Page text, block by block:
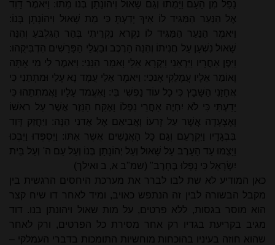
נָפַל מִן הָעָם וַיָּמֻתוּ וְגַם שָׁאוּל וִיהוֹנָתָן בְּנוֹ מֵתוּ: וַיּאמֶר דָּוִד
אֶל הַנַּעַר הַמַּגִּיד לוֹ אֵיךְ יָדַעְתָּ כִּי מֵת שָׁאוּל וִיהוֹנָתָן בְּנוֹ:
וַיּאמֶר הַנַּעַר הַמַּגִּיד לוֹ נִקְרא נִקְרֵיתִי בְּהַר הַגִּלְבּעַ וְהִנֵּה
שָׁאוּל נִשְׁעָן עַל חֲנִיתוֹ וְהִנֵּה הָרֶכֶב וּבַעֲלֵי הַפָּרָשִׁים הִדְבִּיקֻהוּ:
וַיִּפֶן אַחֲרָיו וַיִּרְאֵנִי וַיִּקְרָא אֵלַי וָאמַר הִנֵּנִי: וַיּאמֶר לִי מִי אָתָּה
וָאוֹמַר אֵלָיו עֲמָלֵקִי אָנכִי: וַיּאמֶר אֵלַי עֲמָד נָא עָלַי וּמתְתֵנִי כִּי
אֲחָזַנִי הַשָּׁבָץ כִּי כָל עוֹד נַפְשִׁי בִּי: וָאֶעֱמד עָלָיו וַאֲמתְתֵהוּ כִּי
יָדַעְתִּי כִּי לֹא יִחְיֶה אַחֲרֵי נִפְלוֹ וָאֶקַּח הַנֵּזֶר אֲשֶׁר עַל ראשׁוֹ
וְאֶצְעָדָה אֲשֶׁר עַל זְרעוֹ וָאֲבִיאֵם אֶל אֲדנִי הֵנָּה: וַיַּחֲזֵק דָּוִד
בִּבְגָדָיו וַיִּקְרָעֵם וְגַם כָּל הָאֲנָשִׁים אֲשֶׁר אִתּוֹ: וַיִּסְפְּדוּ וַיִּבְכּוּ
וַיָּצֻמוּ עַד הָעָרֶב עַל שָׁאוּל וְעַל יְהוֹנָתָן בְּנוֹ וְעַל עַם ה' וְעַל בֵּית
יִשְׂרָאֵל כִּי נָפְלוּ בֶּחָרֶב" (שמ"ב א, ב ואילך)
כאן המודיע לא שת לבו לברר את מערכת היחסים הרגשית בין
מקבל הבשורה לבין זה הנתפש כאויב, ומיד לאחר דו שיח קצר
הוא מוסר בגסות, ללא פרטים, על מות שאול ויהונתן בנו. דוד
מגיב בקריעת בגדיו רק אחר מסירת כל הפרטים, ורק לאחר
שהוא חוזה בעיניו בהוכחות מוחשיות התומכות בדברי העמלקי –